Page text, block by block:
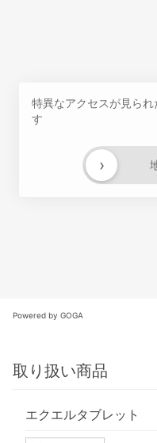
特異なアクセスが見ら
す
›
Powered by GOGA
取り扱い商品
エクエルタブレット